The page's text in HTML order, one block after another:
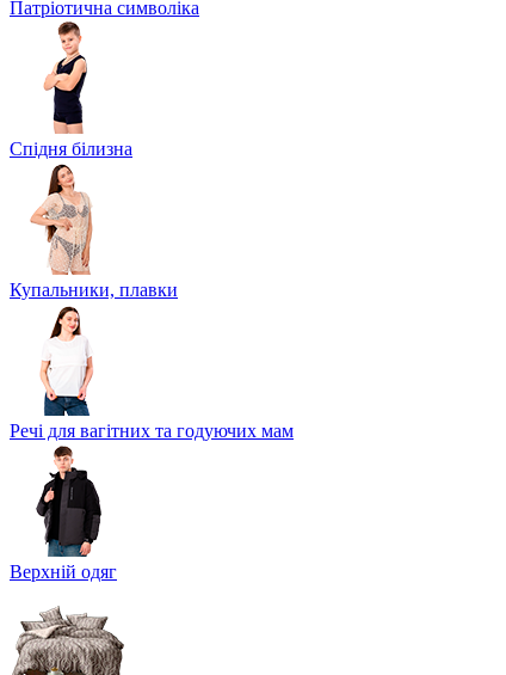
Патріотична символіка
Спідня білизна
Купальники, плавки
Речі для вагітних та годуючих мам
Верхній одяг